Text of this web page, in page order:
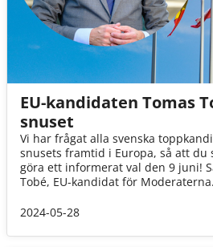
EU-kandidaten Tomas
snuset
Vi har frågat alla svenska
snusets framtid i Europa, så att du
göra ett informerat val den 9 juni! Så här svarar Tomas
Tobé, EU-kandidat för Moderaterna.
2024-05-28